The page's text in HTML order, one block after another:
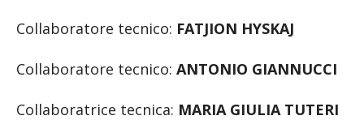
Collaboratore tecnico: FATJION HYSKAJ
Collaboratore tecnico: ANTONIO GIANNUCCI
Collaboratrice tecnica: MARIA GIULIA TUTERI